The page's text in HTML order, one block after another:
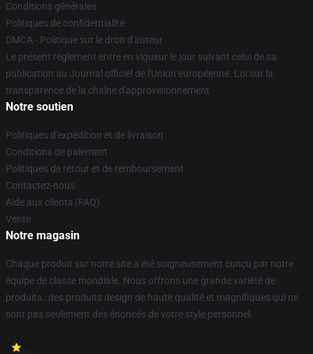
Conditions générales
Politiques de confidentialité
DMCA - Politique sur le droit d'auteur
Le présent règlement entre en vigueur le jour suivant celui de sa
publication au Journal officiel de l'Union européenne. Loi sur la
transparence de la chaîne d'approvisionnement
Notre soutien
Politiques d'expédition et de livraison
Conditions de paiement
Politiques de retour et de remboursement
Contactez-nous
Aide aux clients (FAQ)
Vente
Notre magasin
Chaque produit sur notre site a été soigneusement conçu par notre
équipe de classe mondiale. Nous offrons une grande variété de
produits : des produits design de haute qualité et magnifiques qui ne
sont pas seulement des énoncés de votre style personnel.